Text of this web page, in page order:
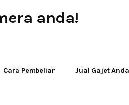
anda!
Cara Pembelian Jual Gajet Anda